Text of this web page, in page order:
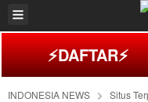
⚡DAFTAR⚡
INDONESIA NEWS Situs